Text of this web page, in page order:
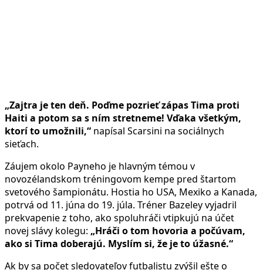
„Zajtra je ten deň. Poďme pozrieť zápas Tima proti
Haiti a potom sa s ním stretneme! Vďaka všetkým,
ktorí to umožnili,“ napísal Scarsini na sociálnych
sieťach.
Záujem okolo Payneho je hlavným témou v
novozélandskom tréningovom kempe pred štartom
svetového šampionátu. Hostia ho USA, Mexiko a Kanada,
potrvá od 11. júna do 19. júla. Tréner Bazeley vyjadril
prekvapenie z toho, ako spoluhráči vtipkujú na účet
novej slávy kolegu: „Hráči o tom hovoria a počúvam,
ako si Tima doberajú. Myslím si, že je to úžasné.“
Ak by sa počet sledovateľov futbalistu zvýšil ešte o